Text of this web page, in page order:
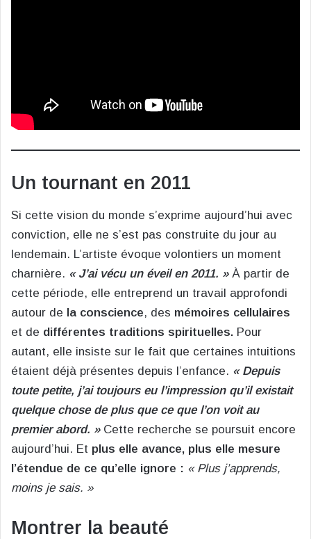
Un tournant en 2011
Si cette vision du monde s’exprime aujourd’hui avec
conviction, elle ne s’est pas construite du jour au
lendemain. L’artiste évoque volontiers un moment
charnière. « J’ai vécu un éveil en 2011. »À partir de
cette période, elle entreprend un travail approfondi
autour de la conscience, des mémoires cellulaires
et de différentes traditions spirituelles. Pour
autant, elle insiste sur le fait que certaines intuitions
étaient déjà présentes depuis l’enfance. « Depuis
toute petite, j’ai toujours eu l’impression qu’il existait
quelque chose de plus que ce que l’on voit au
premier abord. »Cette recherche se poursuit encore
aujourd’hui. Et plus elle avance, plus elle mesure
l’étendue de ce qu’elle ignore : « Plus j’apprends,
moins je sais. »
Montrer la beauté